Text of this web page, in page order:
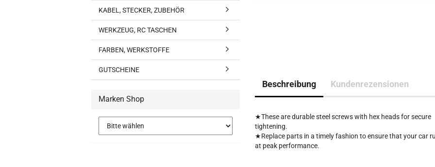
Beschreibung Kundenrezensionen
★These are durable steel screws with hex heads for secure
tightening.
★Replace parts in a timely fashion to ensure that your car
at peak performance.
KABEL, STECKER, ZUBEHÖR
WERKZEUG, RC TASCHEN
FARBEN, WERKSTOFFE
GUTSCHEINE
Marken Shop